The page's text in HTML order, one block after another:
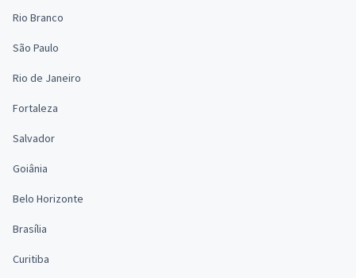
Rio Branco
São Paulo
Rio de Janeiro
Fortaleza
Salvador
Goiânia
Belo Horizonte
Brasília
Curitiba